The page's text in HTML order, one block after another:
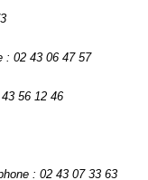
: 02 43 06 47 57
56 12 46
: 02 43 07 33 63